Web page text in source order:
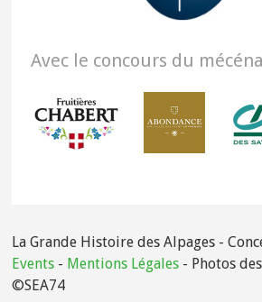
Avec le concours du
La Grande Histoire des Alpages -
Events - Mentions Légales - Photos
©SEA74